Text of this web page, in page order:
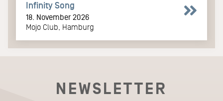
Infinity Song
18. November 2026
Mojo Club, Hamburg
NEWSLETTER